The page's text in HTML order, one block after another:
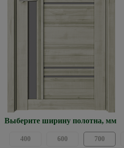
Выберите ширину полотна, мм
400 600 700